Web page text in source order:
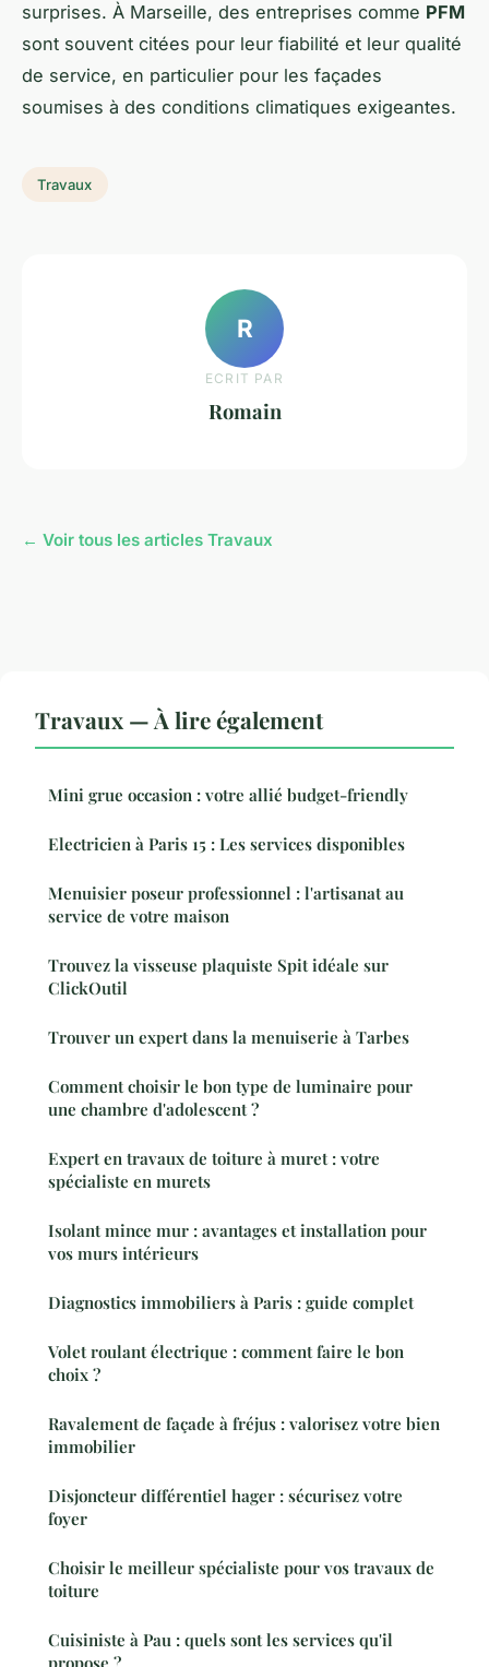
surprises. À Marseille, des entreprises comme PFM
sont souvent citées pour leur fiabilité et leur qualité
de service, en particulier pour les façades
soumises à des conditions climatiques exigeantes.
Travaux
R
ECRIT PAR
Romain
← Voir tous les articles Travaux
Travaux — À lire également
Mini grue occasion : votre allié budget-friendly
Electricien à Paris 15 : Les services disponibles
Menuisier poseur professionnel : l'artisanat au
service de votre maison
Trouvez la visseuse plaquiste Spit idéale sur
ClickOutil
Trouver un expert dans la menuiserie à Tarbes
Comment choisir le bon type de luminaire pour
une chambre d'adolescent ?
Expert en travaux de toiture à muret : votre
spécialiste en murets
Isolant mince mur : avantages et installation pour
vos murs intérieurs
Diagnostics immobiliers à Paris : guide complet
Volet roulant électrique : comment faire le bon
choix ?
Ravalement de façade à fréjus : valorisez votre bien
immobilier
Disjoncteur différentiel hager : sécurisez votre
foyer
Choisir le meilleur spécialiste pour vos travaux de
toiture
Cuisiniste à Pau : quels sont les services qu'il